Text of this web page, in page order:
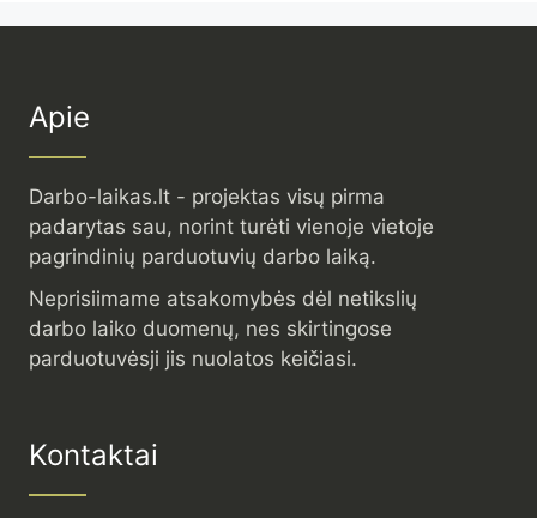
Apie
Darbo-laikas.lt - projektas visų pirma
padarytas sau, norint turėti vienoje vietoje
pagrindinių parduotuvių darbo laiką.
Neprisiimame atsakomybės dėl netikslių
darbo laiko duomenų, nes skirtingose
parduotuvėsji jis nuolatos keičiasi.
Kontaktai